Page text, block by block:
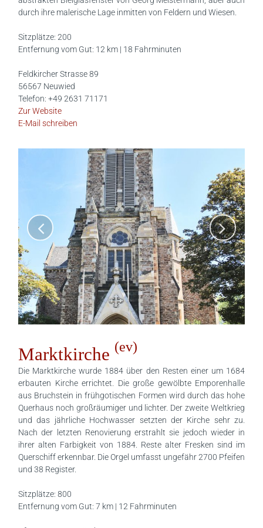
durch ihre malerische Lage inmitten von Feldern und Wiesen.
Sitzplätze: 200
Entfernung vom Gut: 12 km | 18 Fahrminuten
Feldkircher Strasse 89
56567 Neuwied
Telefon: +49 2631 71171
Zur Website
E-Mail schreiben
Marktkirche (ev)
Die Marktkirche wurde 1884 über den Resten einer um 1684
erbauten Kirche errichtet. Die große gewölbte Emporenhalle
aus Bruchstein in frühgotischen Formen wird durch das hohe
Querhaus noch großräumiger und lichter. Der zweite Weltkrieg
und das jährliche Hochwasser setzten der Kirche sehr zu.
Nach der letzten Renovierung erstrahlt sie jedoch wieder in
ihrer alten Farbigkeit von 1884. Reste alter Fresken sind im
Querschiff erkennbar. Die Orgel umfasst ungefähr 2700 Pfeifen
und 38 Register.
Sitzplätze: 800
Entfernung vom Gut: 7 km | 12 Fahrminuten